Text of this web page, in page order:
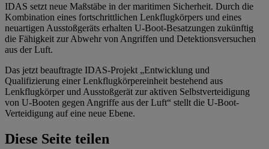
IDAS setzt neue Maßstäbe in der maritimen Sicherheit. Durch die
Kombination eines fortschrittlichen Lenkflugkörpers und eines
neuartigen Ausstoßgeräts erhalten U-Boot-Besatzungen zukünftig
die Fähigkeit zur Abwehr von Angriffen und Detektionsversuchen
aus der Luft.
Das jetzt beauftragte IDAS-Projekt „Entwicklung und
Qualifizierung einer Lenkflugkörpereinheit bestehend aus
Lenkflugkörper und Ausstoßgerät zur aktiven Selbstverteidigung
von U-Booten gegen Angriffe aus der Luft“ stellt die U-Boot-
Verteidigung auf eine neue Ebene.
Diese Seite teilen